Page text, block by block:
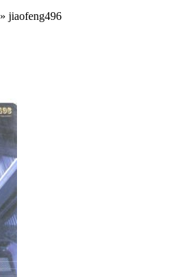
» jiaofeng496